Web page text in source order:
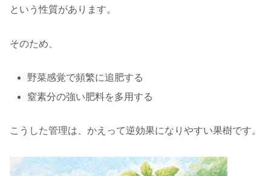
という性質があります。
そのため、
野菜感覚で頻繁に追肥する
窒素分の強い肥料を多用する
こうした管理は、かえって逆効果になりやすい果樹です。